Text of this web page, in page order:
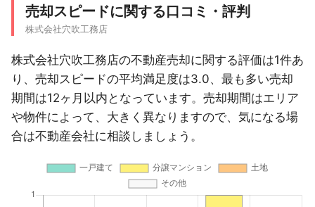
売却スピードに関する口コミ・評判
株式会社穴吹工務店
株式会社穴吹工務店の不動産売却に関する評価は1件あ
り、売却スピードの平均満足度は3.0、最も多い売却
期間は12ヶ月以内となっています。売却期間はエリア
や物件によって、大きく異なりますので、気になる場
合は不動産会社に相談しましょう。